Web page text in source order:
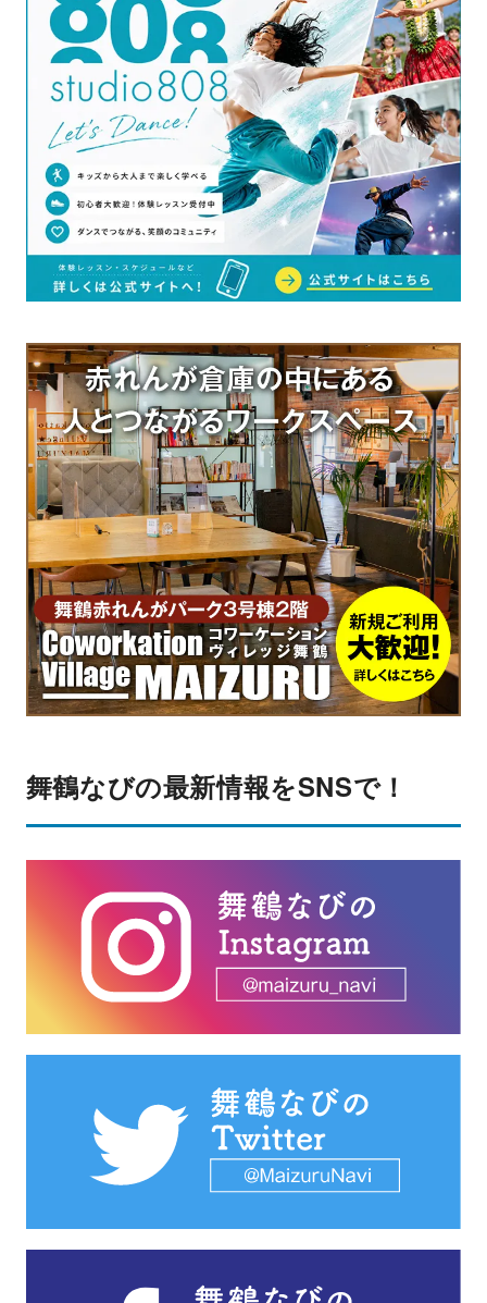
舞鶴なびの最新情報をSNSで！